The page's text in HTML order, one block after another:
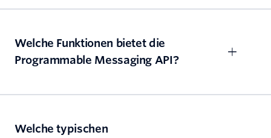
Welche Funktionen bietet die
Programmable Messaging API?
Welche typischen